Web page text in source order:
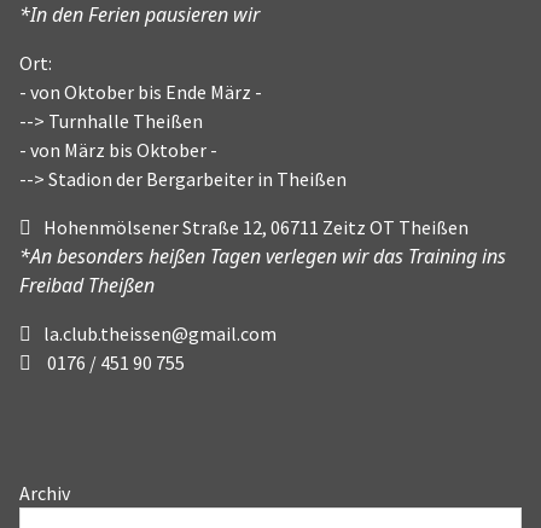
*In den Ferien pausieren wir
Ort:
- von Oktober bis Ende März -
--> Turnhalle Theißen
- von März bis Oktober -
--> Stadion der Bergarbeiter in Theißen
Hohenmölsener Straße 12, 06711 Zeitz OT Theißen
*An besonders heißen Tagen verlegen wir das Training ins
Freibad Theißen
la.club.theissen@gmail.com
0176 / 451 90 755
Archiv